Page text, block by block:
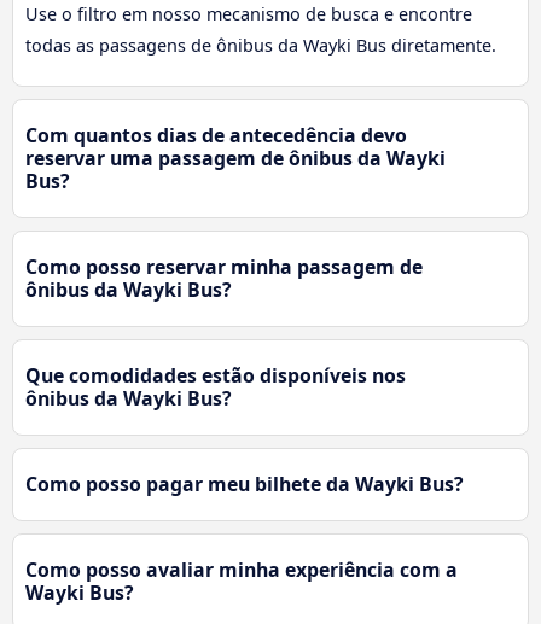
Use o filtro em nosso mecanismo de busca e encontre
todas as passagens de ônibus da Wayki Bus diretamente.
Com quantos dias de antecedência devo
reservar uma passagem de ônibus da Wayki
Bus?
Como posso reservar minha passagem de
ônibus da Wayki Bus?
Que comodidades estão disponíveis nos
ônibus da Wayki Bus?
Como posso pagar meu bilhete da Wayki Bus?
Como posso avaliar minha experiência com a
Wayki Bus?